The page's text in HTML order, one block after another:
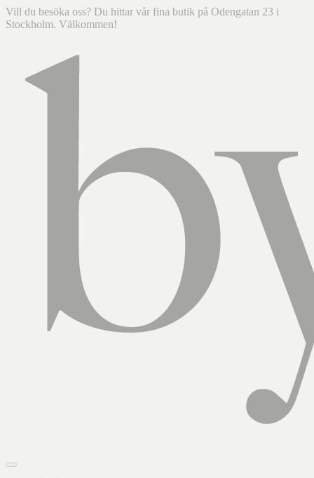
Vill du besöka oss? Du hittar vår fina butik på Odengatan 23 i
Stockholm. Välkommen!